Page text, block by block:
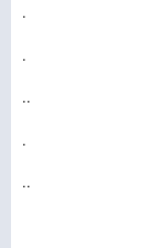
.
.
..
.
..